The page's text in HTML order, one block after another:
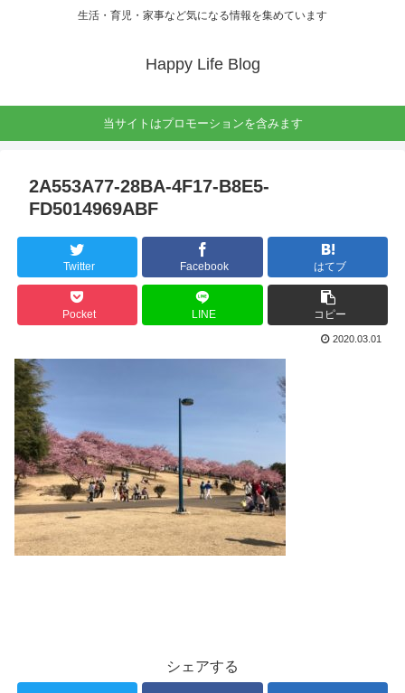
生活・育児・家事など気になる情報を集めています
Happy Life Blog
当サイトはプロモーションを含みます
2A553A77-28BA-4F17-B8E5-
FD5014969ABF
Twitter Facebook はてブ
Pocket LINE コピー
2020.03.01
シェアする